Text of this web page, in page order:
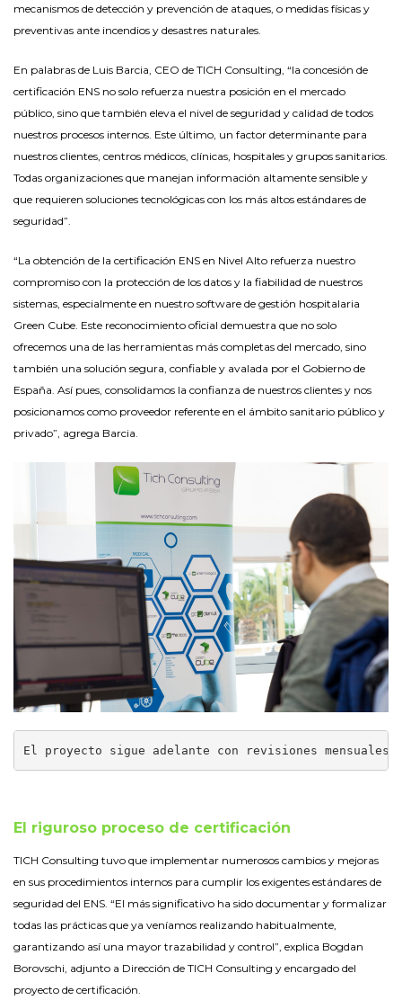
mecanismos de detección y prevención de ataques, o medidas físicas y
preventivas ante incendios y desastres naturales.
En palabras de Luis Barcia, CEO de TICH Consulting, “la concesión de
certificación ENS no solo refuerza nuestra posición en el mercado
público, sino que también eleva el nivel de seguridad y calidad de todos
nuestros procesos internos. Este último, un factor determinante para
nuestros clientes, centros médicos, clínicas, hospitales y grupos sanitarios.
Todas organizaciones que manejan información altamente sensible y
que requieren soluciones tecnológicas con los más altos estándares de
seguridad”.
“La obtención de la certificación ENS en Nivel Alto refuerza nuestro
compromiso con la protección de los datos y la fiabilidad de nuestros
sistemas, especialmente en nuestro software de gestión hospitalaria
Green Cube. Este reconocimiento oficial demuestra que no solo
ofrecemos una de las herramientas más completas del mercado, sino
también una solución segura, confiable y avalada por el Gobierno de
España. Así pues, consolidamos la confianza de nuestros clientes y nos
posicionamos como proveedor referente en el ámbito sanitario público y
privado”, agrega Barcia.
El proyecto sigue adelante con revisiones mensuales
El riguroso proceso de certificación
TICH Consulting tuvo que implementar numerosos cambios y mejoras
en sus procedimientos internos para cumplir los exigentes estándares de
seguridad del ENS. “El más significativo ha sido documentar y formalizar
todas las prácticas que ya veníamos realizando habitualmente,
garantizando así una mayor trazabilidad y control”, explica Bogdan
Borovschi, adjunto a Dirección de TICH Consulting y encargado del
proyecto de certificación.